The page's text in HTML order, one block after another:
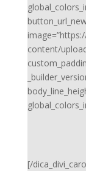
content/
[/